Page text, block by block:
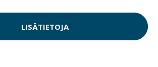
LISÄTIETOJA